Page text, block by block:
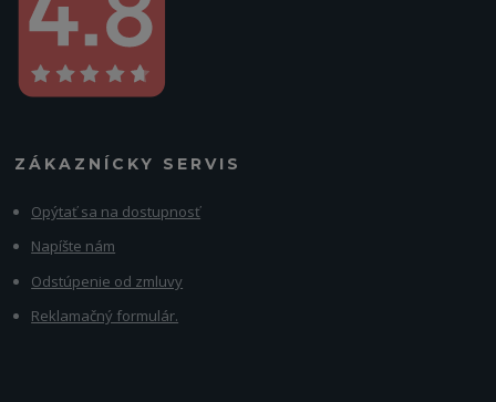
ZÁKAZNÍCKY SERVIS
Opýtať sa na dostupnosť
Napíšte nám
Odstúpenie od zmluvy
Reklamačný formulár.